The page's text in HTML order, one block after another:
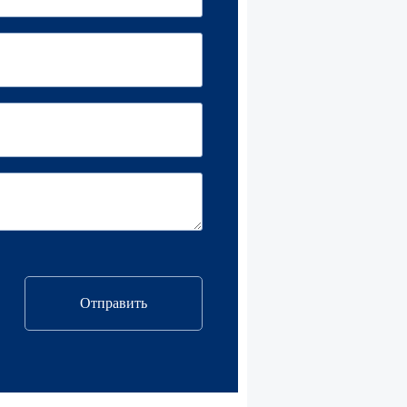
Отправить